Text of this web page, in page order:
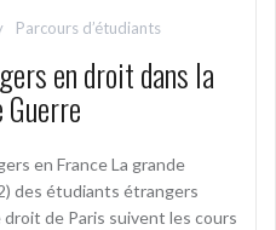
Parcours d’étudiants
en droit dans la
Guerre
en France La grande
des étudiants étrangers
de Paris suivent les cours